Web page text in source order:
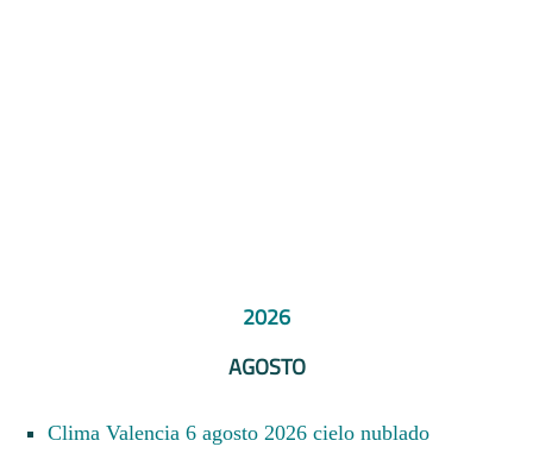
2026
AGOSTO
Clima Valencia 6 agosto 2026 cielo nublado